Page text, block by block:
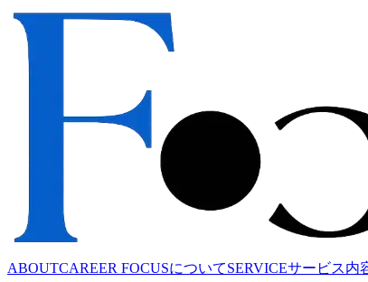
ABOUTCAREER FOCUSについてSERVICEサービス内